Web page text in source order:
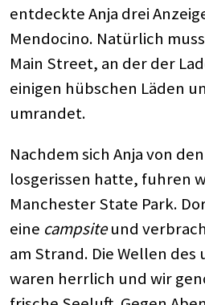
entdeckte Anja drei
Mendocino. Natürlich
Main Street, an der der
einigen hübschen Läden
umrandet.
Nachdem sich Anja von
losgerissen hatte, fuhren
Manchester State Park.
eine campsiteund
am Strand. Die Wellen
waren herrlich und wir